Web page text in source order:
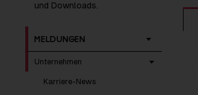
und Downloads.
MELDUNGEN
Unternehmen
Karriere-News